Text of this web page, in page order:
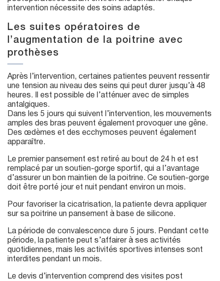
intervention nécessite des soins adaptés.
Les suites opératoires de
l’augmentation de la poitrine avec
prothèses
Après l’intervention, certaines patientes peuvent ressentir
une tension au niveau des seins qui peut durer jusqu’à 48
heures. Il est possible de l’atténuer avec de simples
antalgiques.
Dans les 5 jours qui suivent l’intervention, les mouvements
amples des bras peuvent également provoquer une gêne.
Des œdèmes et des ecchymoses peuvent également
apparaître.
Le premier pansement est retiré au bout de 24 h et est
remplacé par un soutien-gorge sportif, qui a l’avantage
d’assurer un bon maintien de la poitrine. Ce soutien-gorge
doit être porté jour et nuit pendant environ un mois.
Pour favoriser la cicatrisation, la patiente devra appliquer
sur sa poitrine un pansement à base de silicone.
La période de convalescence dure 5 jours. Pendant cette
période, la patiente peut s’affairer à ses activités
quotidiennes, mais les activités sportives intenses sont
interdites pendant un mois.
Le devis d’intervention comprend des visites post